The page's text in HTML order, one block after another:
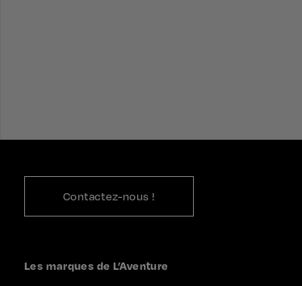
Contactez-nous !
Les marques de L’Aventure